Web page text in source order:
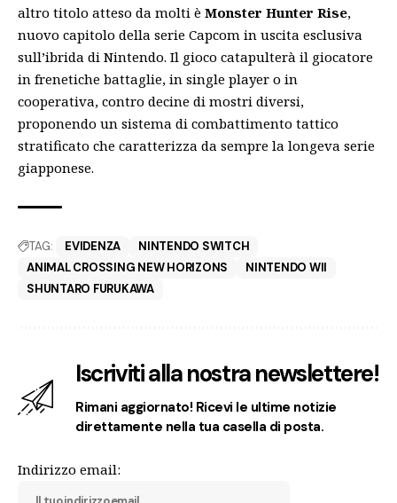
altro titolo atteso da molti è Monster Hunter Rise,
nuovo capitolo della serie Capcom in uscita esclusiva
sull’ibrida di Nintendo. Il gioco catapulterà il giocatore
in frenetiche battaglie, in single player o in
cooperativa, contro decine di mostri diversi,
proponendo un sistema di combattimento tattico
stratificato che caratterizza da sempre la longeva serie
giapponese.
TAG: EVIDENZA
NINTENDO SWITCH
ANIMAL CROSSING NEW HORIZONS
NINTENDO WII
SHUNTARO FURUKAWA
Iscriviti alla nostra newslettere!
Rimani aggiornato! Ricevi le ultime notizie
direttamente nella tua casella di posta.
Indirizzo email: